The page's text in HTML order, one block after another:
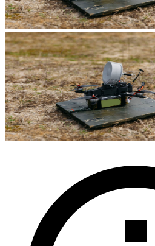
Школи операторів
Школи інженерів
Державні навчальні заклади
Загальна військова підготовка
Дивитись всі